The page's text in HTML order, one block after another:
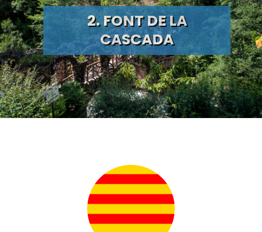
2. FONT DE LA
CASCADA